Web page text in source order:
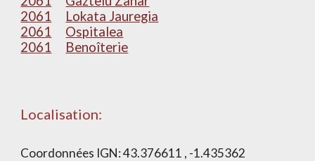
2061
Lokata Jauregia
2061
Ospitalea
2061
Benoîterie
Localisation:
Coordonnées IGN:43.376611 , -1.435362